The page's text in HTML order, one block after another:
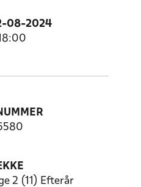
08-2024
2 (11) Efterår